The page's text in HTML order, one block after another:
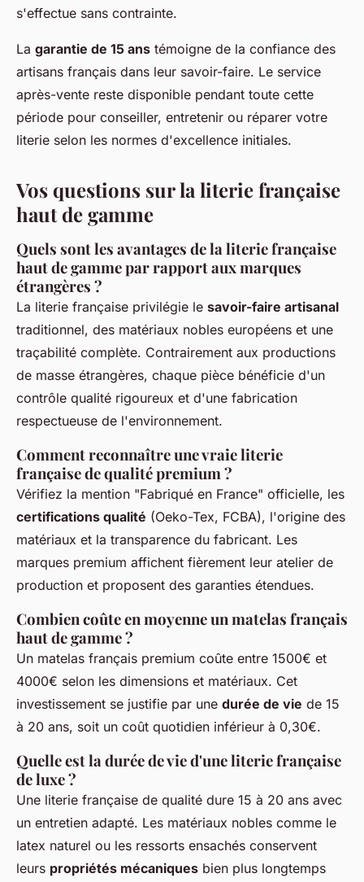
s'effectue sans contrainte.
La garantie de 15 ans témoigne de la confiance des
artisans français dans leur savoir-faire. Le service
après-vente reste disponible pendant toute cette
période pour conseiller, entretenir ou réparer votre
literie selon les normes d'excellence initiales.
Vos questions sur la literie française
haut de gamme
Quels sont les avantages de la literie française
haut de gamme par rapport aux marques
étrangères ?
La literie française privilégie le savoir-faire artisanal
traditionnel, des matériaux nobles européens et une
traçabilité complète. Contrairement aux productions
de masse étrangères, chaque pièce bénéficie d'un
contrôle qualité rigoureux et d'une fabrication
respectueuse de l'environnement.
Comment reconnaître une vraie literie
française de qualité premium ?
Vérifiez la mention "Fabriqué en France" officielle, les
certifications qualité (Oeko-Tex, FCBA), l'origine des
matériaux et la transparence du fabricant. Les
marques premium affichent fièrement leur atelier de
production et proposent des garanties étendues.
Combien coûte en moyenne un matelas français
haut de gamme ?
Un matelas français premium coûte entre 1500€ et
4000€ selon les dimensions et matériaux. Cet
investissement se justifie par une durée de vie de 15
à 20 ans, soit un coût quotidien inférieur à 0,30€.
Quelle est la durée de vie d'une literie française
de luxe ?
Une literie française de qualité dure 15 à 20 ans avec
un entretien adapté. Les matériaux nobles comme le
latex naturel ou les ressorts ensachés conservent
leurs propriétés mécaniques bien plus longtemps